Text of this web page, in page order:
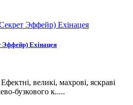
Эффейр) Ехінацея
великі, махрові, яскраві
бузкового к.....